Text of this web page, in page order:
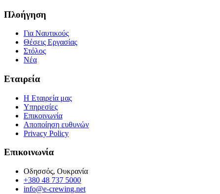
Πλοήγηση
Για Ναυτικούς
Θέσεις Εργασίας
Στόλος
Νέα
Εταιρεία
Η Εταιρεία μας
Υπηρεσίες
Επικοινωνία
Αποποίηση ευθυνών
Privacy Policy
Επικοινωνία
Οδησσός, Ουκρανία
+380 48 737 5000
info@e-crewing.net